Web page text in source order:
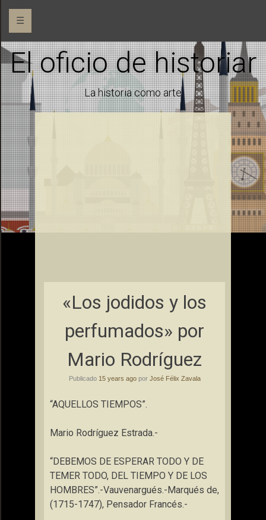
☰
El oficio de historiar
La historia como arte
«Los jodidos y los
perfumados» por
Mario Rodríguez
Publicado 15 years agopor José Félix Zavala
“AQUELLOS TIEMPOS”.
Mario Rodríguez Estrada.-
“DEBEMOS DE ESPERAR TODO Y DE
TEMER TODO, DEL TIEMPO Y DE LOS
HOMBRES”.-Vauvenargués.-Marqués de,
(1715-1747), Pensador Francés.-